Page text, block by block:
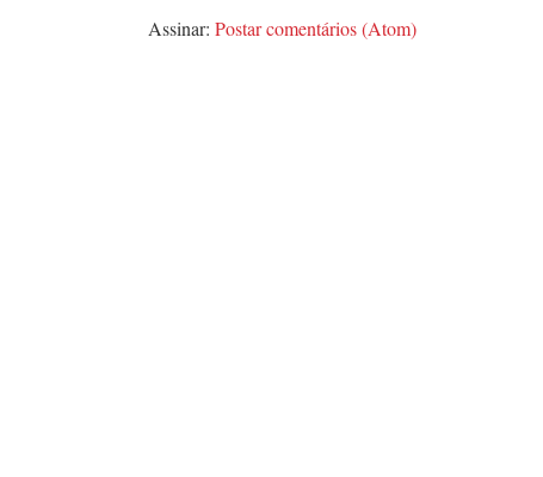
Assinar: Postar comentários (Atom)